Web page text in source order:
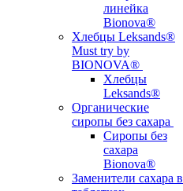
линейка
Bionova®
Хлебцы Leksands®
Must try by
BIONOVA®
Хлебцы
Leksands®
Органические
сиропы без сахара
Сиропы без
сахара
Bionova®
Заменители сахара в